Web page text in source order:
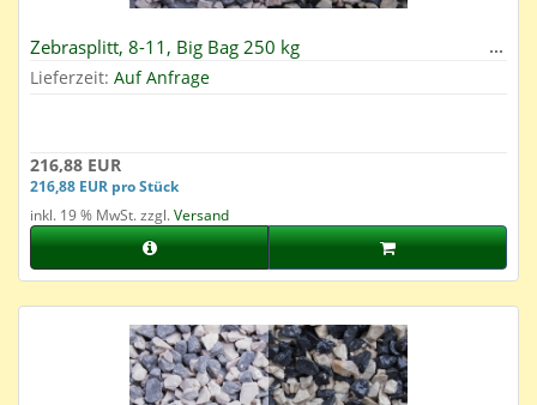
Zebrasplitt, 8-11, Big Bag 250 kg
Lieferzeit: Auf Anfrage
216,88 EUR
216,88 EUR pro Stück
inkl. 19 % MwSt. zzgl.Versand